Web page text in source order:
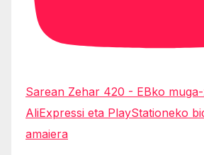
Sarean Zehar 420 - EBko
AliExpressi eta PlayStationeko
amaiera